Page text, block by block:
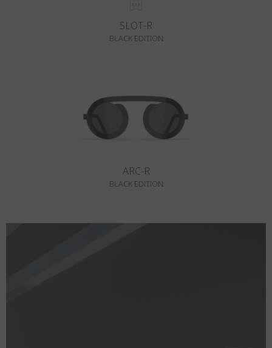
SLOT-R
BLACK EDITION
ARC-R
BLACK EDITION